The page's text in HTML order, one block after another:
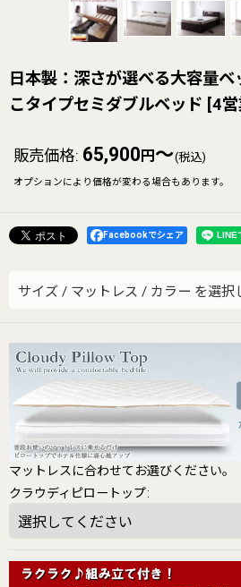
日本製：深さが選べる大容量
こタイプセミダブルベッド [4
販売価格: 65,900 円 ～(税込)
オプションにより価格が変わる場合もあります。
Facebookでシェア
サイズ / マットレス / カラー を選択
マットレスに合わせてお選びください。
クラウディピロートップ: